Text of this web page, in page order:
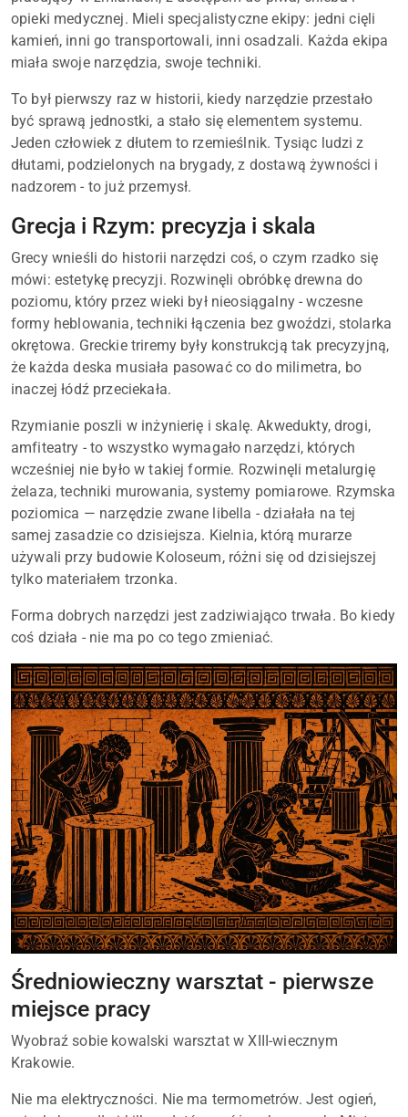
opieki medycznej. Mieli specjalistyczne ekipy: jedni cięli
kamień, inni go transportowali, inni osadzali. Każda ekipa
miała swoje narzędzia, swoje techniki.
To był pierwszy raz w historii, kiedy narzędzie przestało
być sprawą jednostki, a stało się elementem systemu.
Jeden człowiek z dłutem to rzemieślnik. Tysiąc ludzi z
dłutami, podzielonych na brygady, z dostawą żywności i
nadzorem - to już przemysł.
Grecja i Rzym: precyzja i skala
Grecy wnieśli do historii narzędzi coś, o czym rzadko się
mówi: estetykę precyzji. Rozwinęli obróbkę drewna do
poziomu, który przez wieki był nieosiągalny - wczesne
formy heblowania, techniki łączenia bez gwoździ, stolarka
okrętowa. Greckie triremy były konstrukcją tak precyzyjną,
że każda deska musiała pasować co do milimetra, bo
inaczej łódź przeciekała.
Rzymianie poszli w inżynierię i skalę. Akwedukty, drogi,
amfiteatry - to wszystko wymagało narzędzi, których
wcześniej nie było w takiej formie. Rozwinęli metalurgię
żelaza, techniki murowania, systemy pomiarowe. Rzymska
poziomica — narzędzie zwane libella - działała na tej
samej zasadzie co dzisiejsza. Kielnia, którą murarze
używali przy budowie Koloseum, różni się od dzisiejszej
tylko materiałem trzonka.
Forma dobrych narzędzi jest zadziwiająco trwała. Bo kiedy
coś działa - nie ma po co tego zmieniać.
Średniowieczny warsztat - pierwsze
miejsce pracy
Wyobraź sobie kowalski warsztat w XIII-wiecznym
Krakowie.
Nie ma elektryczności. Nie ma termometrów. Jest ogień,